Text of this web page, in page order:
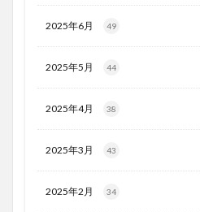
2025年6月 49
2025年5月 44
2025年4月 38
2025年3月 43
2025年2月 34